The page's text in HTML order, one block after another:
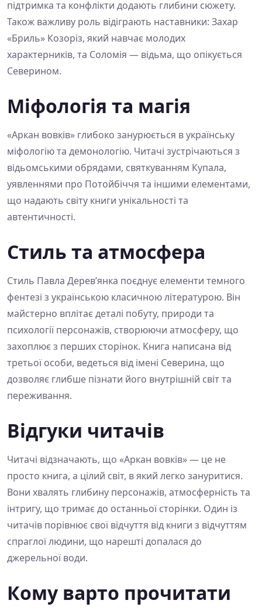
підтримка та конфлікти додають глибини сюжету.
Також важливу роль відіграють наставники: Захар
«Бриль» Козоріз, який навчає молодих
характерників, та Соломія — відьма, що опікується
Северином.
Міфологія та магія
«Аркан вовків» глибоко занурюється в українську
міфологію та демонологію. Читачі зустрічаються з
відьомськими обрядами, святкуванням Купала,
уявленнями про Потойбіччя та іншими елементами,
що надають світу книги унікальності та
автентичності.
Стиль та атмосфера
Стиль Павла Дерев’янка поєднує елементи темного
фентезі з українською класичною літературою. Він
майстерно вплітає деталі побуту, природи та
психології персонажів, створюючи атмосферу, що
захоплює з перших сторінок. Книга написана від
третьої особи, ведеться від імені Северина, що
дозволяє глибше пізнати його внутрішній світ та
переживання.
Відгуки читачів
Читачі відзначають, що «Аркан вовків» — це не
просто книга, а цілий світ, в який легко зануритися.
Вони хвалять глибину персонажів, атмосферність та
інтригу, що тримає до останньої сторінки. Один із
читачів порівнює свої відчуття від книги з відчуттям
спраглої людини, що нарешті допалася до
джерельної води.
Кому варто прочитати